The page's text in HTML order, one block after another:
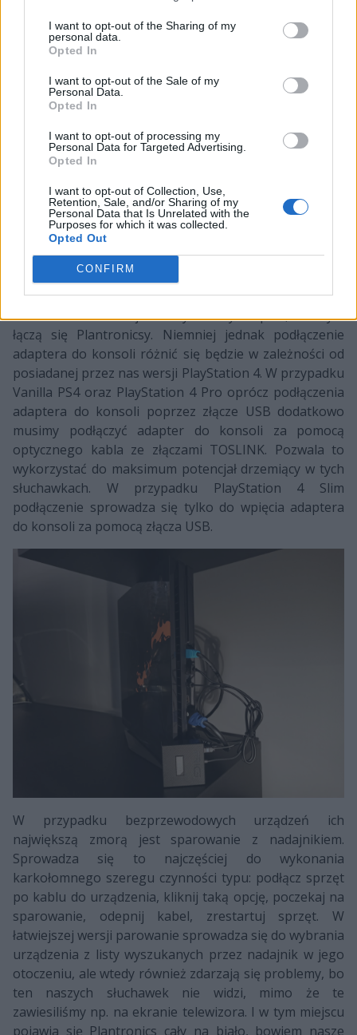
I want to opt-out of the Sharing of my
personal data.
Opted In
I want to opt-out of the Sale of my
Personal Data.
Opted In
I want to opt-out of processing my
Personal Data for Targeted Advertising.
Opted In
I want to opt-out of Collection, Use,
Retention, Sale, and/or Sharing of my
Personal Data that Is Unrelated with the
Purposes for which it was collected.
Opted Out
CONFIRM
Podłączenie, zasięg działania i bateria
Obok samych słuchawek drugim najważniejszym
elementem zestawu jest dedykowany adapter, z którym
łączą się Plantronicsy. Niemniej jednak podłączenie
adaptera do konsoli różnić się będzie w zależności od
posiadanej przez nas wersji PlayStation 4. W przypadku
Vanilla PS4 oraz PlayStation 4 Pro oprócz podłączenia
adaptera do konsoli poprzez złącze USB dodatkowo
musimy podłączyć adapter do konsoli za pomocą
optycznego kabla ze złączami TOSLINK. Pozwala to
wykorzystać do maksimum potencjał drzemiący w tych
słuchawkach. W przypadku PlayStation 4 Slim
podłączenie sprowadza się tylko do wpięcia adaptera
do konsoli za pomocą złącza USB.
W przypadku bezprzewodowych urządzeń ich
największą zmorą jest sparowanie z nadajnikiem.
Sprowadza się to najczęściej do wykonania
karkołomnego szeregu czynności typu: podłącz sprzęt
po kablu do urządzenia, kliknij taką opcję, poczekaj na
sparowanie, odepnij kabel, zrestartuj sprzęt. W
łatwiejszej wersji parowanie sprowadza się do wybrania
urządzenia z listy wyszukanych przez nadajnik w jego
otoczeniu, ale wtedy również zdarzają się problemy, bo
ten naszych słuchawek nie widzi, mimo że te
zawiesiliśmy np. na ekranie telewizora. I w tym miejscu
pojawia się Plantronics cały na biało, bowiem nasze